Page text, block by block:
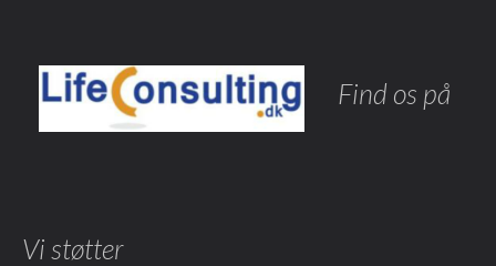
Find os på
Vi støtter